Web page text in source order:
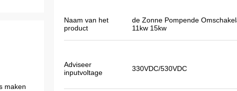
Brahim Assad van Syrië
De de outputfrequentie van VEIKONG
Naam van het
product
de Zonne Pompende
11kw 15kw
Adviseer
inputvoltage
330VDC/530VDC